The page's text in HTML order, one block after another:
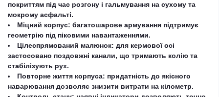
покриттям під час розгону і гальмування на сухому та
мокрому асфальті.
Міцний корпус: багатошарове армування підтримує
геометрію під піковими навантаженнями.
Цілеспрямований малюнок: для кермової осі
застосовано поздовжні канали, що тримають колію та
стабілізують рух.
Повторне життя корпуса: придатність до якісного
наварювання дозволяє знизити витрати на кілометр.